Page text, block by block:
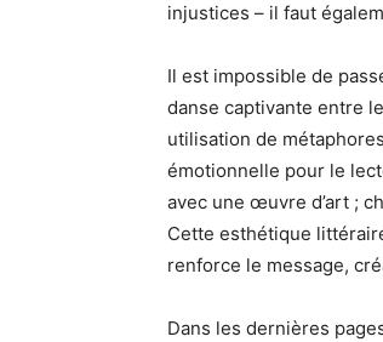
injustices – il faut
Il est impossible de
danse captivante entre
utilisation de
émotionnelle pour le
avec une œuvre d’art ;
Cette esthétique
renforce le message,
Dans les dernières